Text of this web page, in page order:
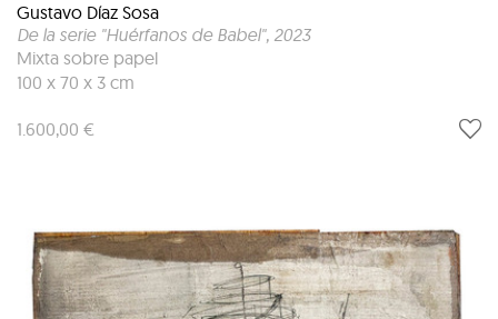
Gustavo Díaz Sosa
De la serie "Huérfanos de Babel", 2023
Mixta sobre papel
100 x 70 x 3 cm
1.600,00 €